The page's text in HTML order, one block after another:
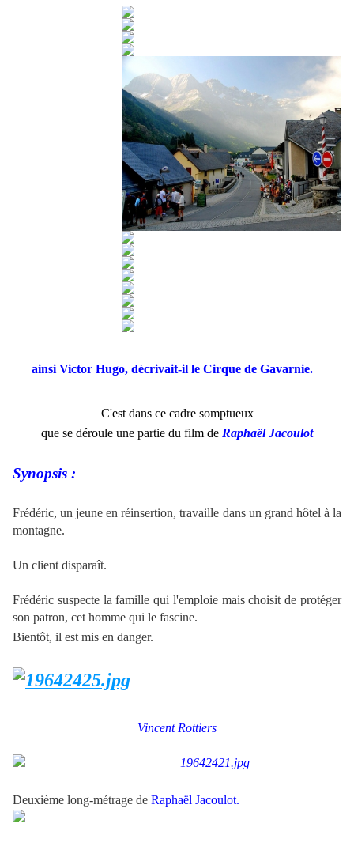
ainsi Victor Hugo, décrivait-il le Cirque de Gavarnie.
C'est dans ce cadre somptueux
que se déroule une partie du film de Raphaël Jacoulot
Synopsis :
Frédéric, un jeune en réinsertion, travaille dans un grand hôtel à la
montagne.
Un client disparaît.
Frédéric suspecte la famille qui l'emploie mais choisit de protéger
son patron, cet homme qui le fascine.
Bientôt, il est mis en danger.
Vincent Rottiers
Deuxième long-métrage de Raphaël Jacoulot.